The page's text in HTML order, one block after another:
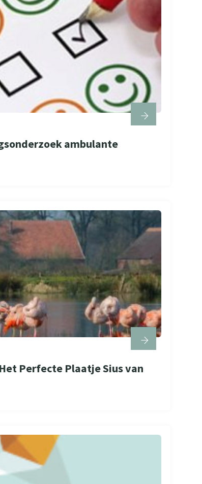
ambulante
Perfecte Plaatje Sius van